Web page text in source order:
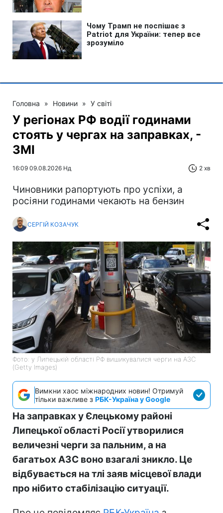
Головна » Новини » У світі
У регіонах РФ водії годинами
стоять у чергах на заправках, -
ЗМІ
16:09 09.08.2026 Нд 2 хв
Чиновники рапортують про успіхи, а
росіяни годинами чекають на бензин
СЕРГІЙ КОЗАЧУК
Фото: у Липецькій області РФ вишикувалися черги на АЗС
(Getty Images)
Вимкни хаос міжнародних новин! Отримуй
тільки важливе з РБК-Україна у Google
На заправках у Єлецькому районі
Липецької області Росії утворилися
величезні черги за пальним, а на
багатьох АЗС воно взагалі зникло. Це
відбувається на тлі заяв місцевої влади
про нібито стабілізацію ситуації.